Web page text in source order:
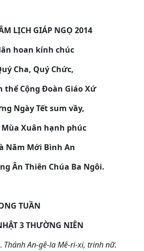
LỊCH GIÁP NGỌ 2014
ân hoan kính chúc
Cha, Quý Chức,
thể Cộng Đoàn Giáo Xứ
Ngày Tết sum vầy,
Xuân hạnh phúc
Năm Mới Bình An
Ân Thiên Chúa Ba Ngôi.
TUẦN
3 THƯỜNG NIÊN
Thánh An-gê-la Mê-ri-xi, trinh nữ.